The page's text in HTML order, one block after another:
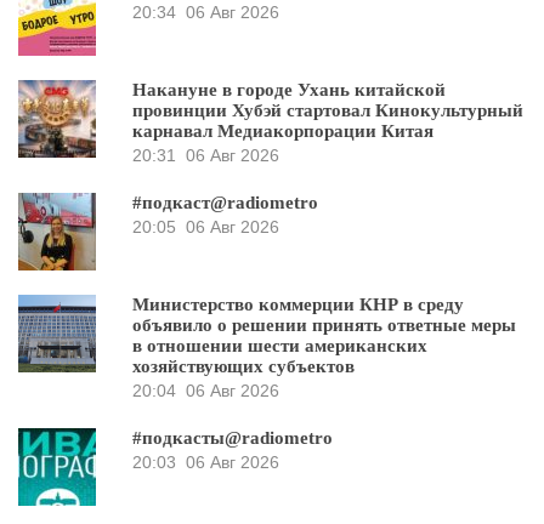
20:34 06 Авг 2026
Накануне в городе Ухань китайской
провинции Хубэй стартовал Кинокультурный
карнавал Медиакорпорации Китая
20:31 06 Авг 2026
#подкаст@radiometro
20:05 06 Авг 2026
Министерство коммерции КНР в среду
объявило о решении принять ответные меры
в отношении шести американских
хозяйствующих субъектов
20:04 06 Авг 2026
#подкасты@radiometro
20:03 06 Авг 2026